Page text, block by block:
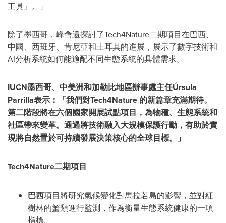
工具』。」
除了墨西哥，峰會還探討了Tech4Nature二期項目在巴西、
中國、西班牙、肯尼亞和土耳其的進展，展示了數字技術和
AI分析系統如何能適配不同生態系統的具體需求。
IUCN墨西哥、中美洲和加勒比地區辦事處主任Úrsula
Parrilla表示： 「我們對Tech4Nature 的新篇章充滿期待。
第二階段將在六個國家開展試點項目，為物種、生態系統和
社區帶來變革。通過將技術融入大規模保護行動，有助於實
現將自然置於可持續發展決策核心的全球目標。」
Tech4Nature二期項目
巴西項目將研究氣候變化對馬拉若島的影響，並對紅
樹林的蟹類進行監測，作為衡量生態系統健康的一項
指標。